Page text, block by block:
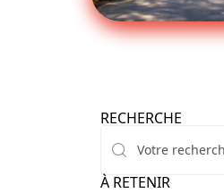
RECHERCHE
À RETENIR